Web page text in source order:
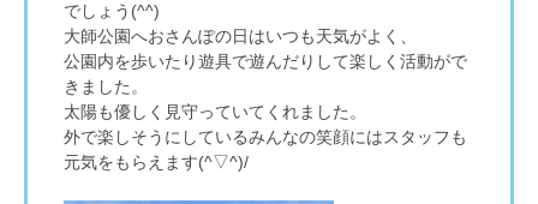
でしょう(^^)
大師公園へおさんぽの日はいつも天気がよく、
公園内を歩いたり遊具で遊んだりして楽しく活動がで
きました。
太陽も優しく見守っていてくれました。
外で楽しそうにしているみんなの笑顔にはスタッフも
元気をもらえます(^▽^)/